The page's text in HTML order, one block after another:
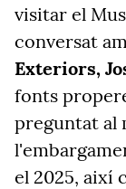
visitar el
conversat
Exteriors,
fonts
preguntat al
el 2025, així